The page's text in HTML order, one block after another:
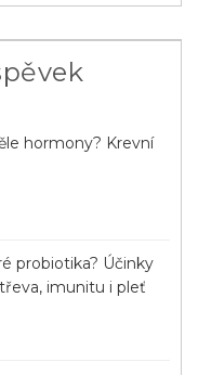
hormony? Krevní
probiotika? Účinky
imunitu i pleť